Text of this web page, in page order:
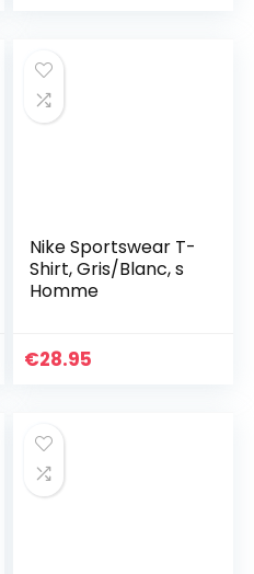
Nike Sportswear T-
Shirt, Gris/Blanc, s
Homme
€28.95